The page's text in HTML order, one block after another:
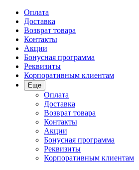
Оплата
Доставка
Возврат товара
Контакты
Акции
Бонусная программа
Реквизиты
Корпоративным клиентам
Еще
Оплата
Доставка
Возврат товара
Контакты
Акции
Бонусная программа
Реквизиты
Корпоративным клиентам